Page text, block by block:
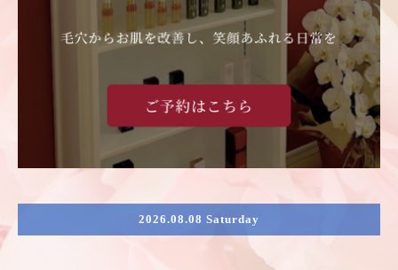
2026.08.08 Saturday